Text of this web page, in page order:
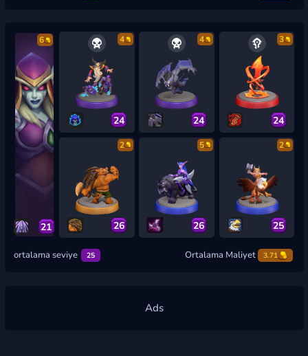
6
21
4
24
4
24
3
24
2
26
5
26
2
25
ortalama seviye 25 Ortalama Maliyet 3.71